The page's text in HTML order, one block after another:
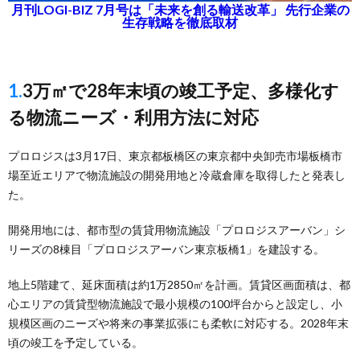
月刊LOGI-BIZ 7月号は「未来を創る輸送改革」 先行企業の
生存戦略を徹底取材
1.3万㎡で28年末頃の竣工予定、多様化す
る物流ニーズ・利用方法に対応
プロロジスは3月17日、東京都板橋区の東京都中央卸売市場板橋市
場至近エリアで物流施設の開発用地と冷蔵倉庫を取得したと発表し
た。
開発用地には、都市型の賃貸用物流施設「プロロジスアーバン」シ
リーズの8棟目「プロロジスアーバン東京板橋1」を建設する。
地上5階建て、延床面積は約1万2850㎡を計画。賃貸区画面積は、都
心エリアの賃貸型物流施設で最小規模の100坪台からと設定し、小
規模区画のニーズや将来の事業拡張にも柔軟に対応する。2028年末
頃の竣工を予定している。